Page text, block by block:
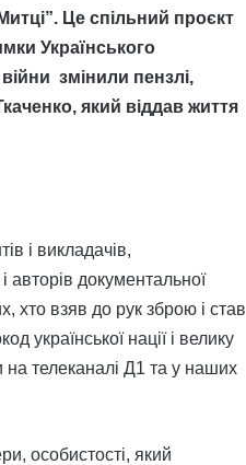
Це спільний проєкт
Українського
змінили пензлі,
який віддав життя
і викладачів,
авторів документальної
хто взяв до рук зброю і став
української нації і велику
на телеканалі Д1 та у наших
особистості, який